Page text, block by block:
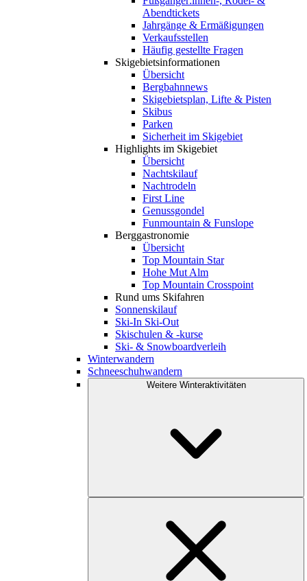
Abendtickets
Jahrgänge & Ermäßigungen
Verkaufsstellen
Häufig gestellte Fragen
Skigebiets­informationen
Übersicht
Bergbahnnews
Skigebietsplan, Lifte & Pisten
Skibus
Parken
Sicherheit im Skigebiet
Highlights im Skigebiet
Übersicht
Nachtskilauf
Nachtrodeln
First Line
Genussgondel
Funmountain & Funslope
Berggastronomie
Übersicht
Top Mountain Star
Hohe Mut Alm
Top Mountain Crosspoint
Rund ums Skifahren
Sonnenskilauf
Ski-In Ski-Out
Skischulen & -kurse
Ski- & Snowboardverleih
Winterwandern
Schneeschuhwandern
Weitere Winteraktivitäten